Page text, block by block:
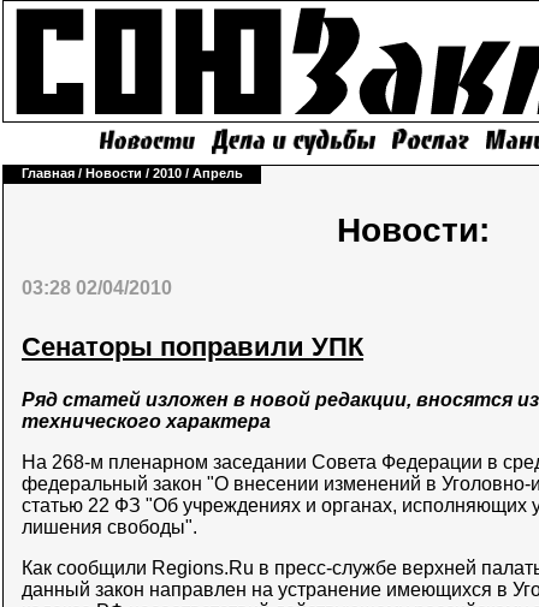
Главная / Новости / 2010 / Апрель
Новости:
03:28 02/04/2010
Сенаторы поправили УПК
Ряд статей изложен в новой редакции, вносятся
технического характера
На 268-м пленарном заседании Совета Федерации в
федеральный закон "О внесении изменений в Уголовно-
статью 22 ФЗ "Об учреждениях и органах, исполняющих
лишения свободы".
Как сообщили Regions.Ru в пресс-службе верхней
данный закон направлен на устранение имеющихся в